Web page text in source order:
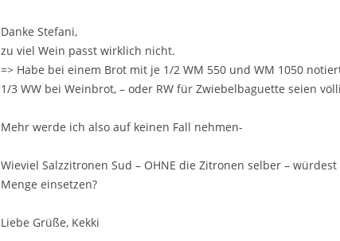
Danke Stefani,
zu viel Wein passt wirklich nicht.
=> Habe bei einem Brot mit je 1/2 WM 550 und WM 1050
1/3 WW bei Weinbrot, – oder RW für Zwiebelbaguette seien
Mehr werde ich also auf keinen Fall nehmen-
Wieviel Salzzitronen Sud – OHNE die Zitronen selber –
Menge einsetzen?
Liebe Grüße, Kekki